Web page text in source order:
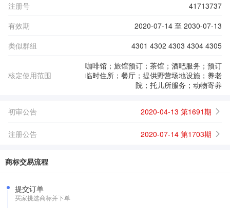
注册号
41713737
有效期
2020-07-14 至 2030-07-13
类似群组
4301 4302 4303 4304 4305
核定使用范围
咖啡馆；旅馆预订；茶馆；酒吧服务；预订
临时住所；餐厅；提供野营场地设施；养老
院；托儿所服务；动物寄养
初审公告 2020-04-13 第1691期
注册公告 2020-07-14 第1703期
商标交易流程
提交订单
买家挑选商标并下单